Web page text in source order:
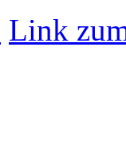
Link